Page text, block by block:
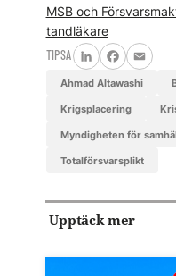
MSB och
tandläkare
TIPSA
LinkedInFacebook
Email
Ahmad Altawashi
krigsplacering
Myndigheten för
totalförsvarsplikt
Upptäck mer